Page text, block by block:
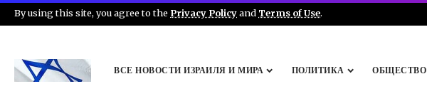
By using this site, you agree to the Privacy Policyand Terms of Use.
ВСЕ НОВОСТИ ИЗРАИЛЯ И МИРА ПОЛИТИКА ОБЩЕСТВО